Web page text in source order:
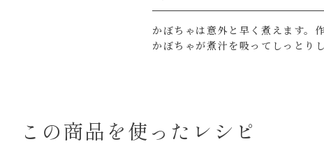
かぼちゃは意外と早く煮えます。
かぼちゃが煮汁を吸ってしっとり
この商品を使ったレシピ